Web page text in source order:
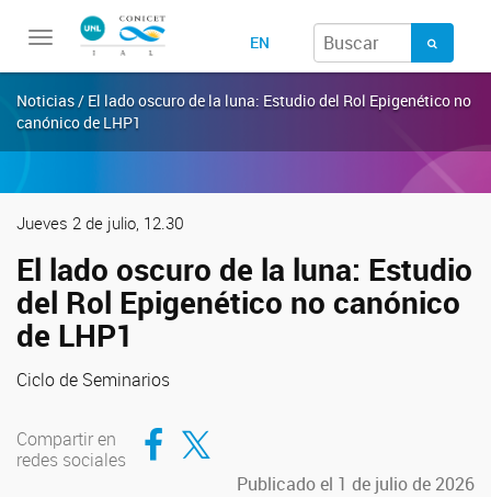
Toggle
EN
Noticias / El lado oscuro de la luna: Estudio del Rol Epigenético no
canónico de LHP1
Jueves 2 de julio, 12.30
El lado oscuro de la luna: Estudio
del Rol Epigenético no canónico
de LHP1
Ciclo de Seminarios
Compartir en
redes sociales
Compartir en Facebook
Compartir en Twitter
Publicado el 1 de julio de 2026